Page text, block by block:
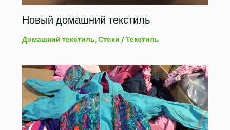
Новый домашний текстиль
Домашний текстиль,Стоки /Текстиль